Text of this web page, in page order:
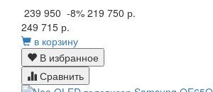
239 950 -8% 219 750 р.
249 715 р.
в корзину
В избранное
Сравнить